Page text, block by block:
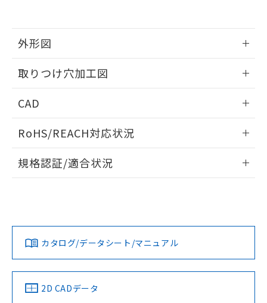
外形図
取りつけ穴加工図
CAD
ドすることができます。
ログイン/会員登録
ダウンロードデータをご利用いただく前に、以下を必ずお読
みください。
ソフトウェアの使用条件
RoHS/REACH対応状況
EU RoHS 注意事項・凡例
対応済み
中国 RoHS 注意事項・凡例
規格認証/適合状況
LR型式承認
（イギリス
船舶規格）
DNV型式承認
（ノルウェー
BV型式承認
（フランス
KR型式
（韓国
カタログ/データシート/マニュアル
2D CADデータ
用者の範囲」に記載されている法人を
※本証明書は発行日時点で非含有を証明す
るもので、過去に遡って非含有を証明する
ものではありません。
物質の対応では、対応完了までの期間は出
荷製品に未対応品が混在することから備考
していることから、特段のことがない限
り、2022年1月12日より割愛しておりま
す。